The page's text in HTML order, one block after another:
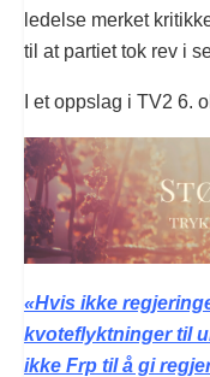
ledelse merket
til at partiet tok rev i
I et oppslag i TV2 6.
«Hvis ikke
kvoteflyktninger til
ikke Frp til å gi